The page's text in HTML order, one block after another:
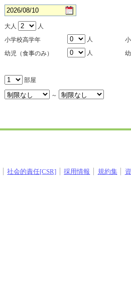
大人
人
小学校高学年
人
幼児（食事のみ）
人
部屋
～
社会的責任[CSR] 採用情報 規約集